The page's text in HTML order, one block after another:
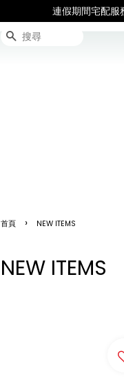
連假期間宅配服
搜尋
首頁 › NEW ITEMS
NEW ITEMS